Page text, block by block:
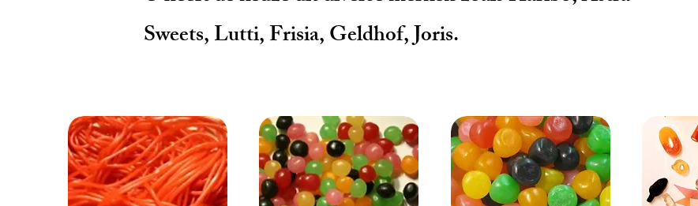
Sweets, Lutti, Frisia, Geldhof, Joris.​